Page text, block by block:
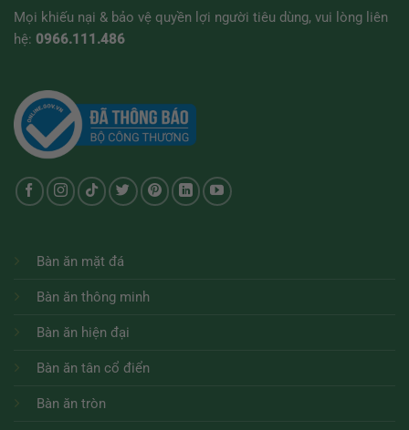
Mọi khiếu nại & bảo vệ quyền lợi người tiêu dùng, vui lòng liên
hệ: 0966.111.486
Bàn ăn mặt đá
Bàn ăn thông minh
Bàn ăn hiện đại
Bàn ăn tân cổ điển
Bàn ăn tròn